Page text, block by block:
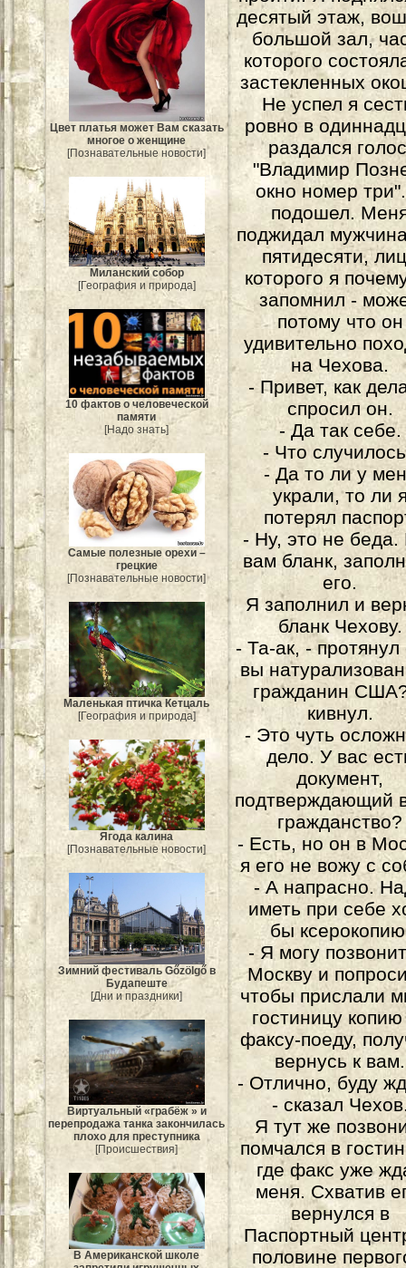
Цвет платья может Вам сказать
многое о женщине
[Познавательные новости]
Миланский собор
[География и природа]
10 фактов о человеческой
памяти
[Надо знать]
Самые полезные орехи –
грецкие
[Познавательные новости]
Маленькая птичка Кетцаль
[География и природа]
Ягода калина
[Познавательные новости]
Зимний фестиваль Gőzölgő в
Будапеште
[Дни и праздники]
Виртуальный «грабёж » и
перепродажа танка закончилась
плохо для преступника
[Происшествия]
В Американской школе
десятый этаж,
большой зал,
которого
застекленных
Не успел я
ровно в
раздался
"Владимир
окно номер
подошел.
поджидал
пятидесяти,
которого я
запомнил -
потому что он
удивительно
на Чехова.
- Привет, как
спросил он.
- Да так себе.
- Что
- Да то ли у
украли, то ли
потерял
- Ну, это не беда.
вам бланк,
его.
Я заполнил и
бланк Чехову.
- Та-ак, - протянул
вы
гражданин
кивнул.
- Это чуть
дело. У вас
документ,
подтверждающий
гражданство?
- Есть, но он в
я его не вожу с
- А напрасно.
иметь при себе
бы
- Я могу
Москву и
чтобы прислали
гостиницу
факсу-поеду,
вернусь к вам.
- Отлично, буду
- сказал
Я тут же
помчался в
где факс уже
меня. Схватив
вернулся в
Паспортный
половине